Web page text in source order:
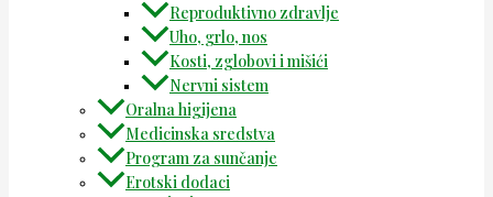
Reproduktivno zdravlje
Uho, grlo, nos
Kosti, zglobovi i mišići
Nervni sistem
Oralna higijena
Medicinska sredstva
Program za sunčanje
Erotski dodaci